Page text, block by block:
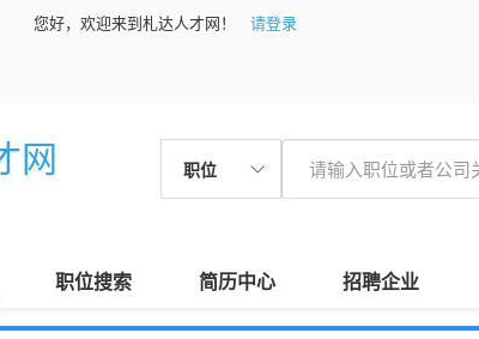
您好，欢迎来到札达人才网！
请登录
网 职位
职位搜索 简历中心 招聘企业